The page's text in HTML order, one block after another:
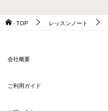
TOP レッスンノート
会社概要
ご利用ガイド